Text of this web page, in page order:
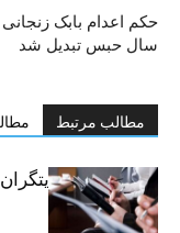
سال حبس تبدیل شد
مطالب مرتبط
خبرنگاران،
حقیقت